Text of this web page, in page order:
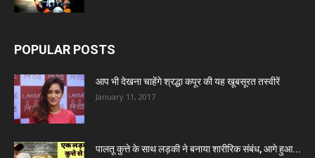
POPULAR POSTS
आप भी देखना चाहेंगे श्रद्धा कपूर की यह खूबसूरत तस्वीरें
January 11, 2017
पालतू कुत्ते के साथ लड़की ने बनाया शारीरिक संबंध, आगे हुआ...